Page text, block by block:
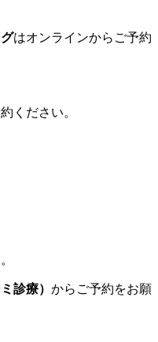
はオンラインからご予約
ください。
診療） からご予約をお願